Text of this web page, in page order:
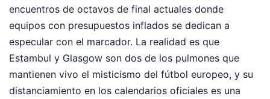
encuentros de octavos de final actuales donde
equipos con presupuestos inflados se dedican a
especular con el marcador. La realidad es que
Estambul y Glasgow son dos de los pulmones que
mantienen vivo el misticismo del fútbol europeo, y su
distanciamiento en los calendarios oficiales es una